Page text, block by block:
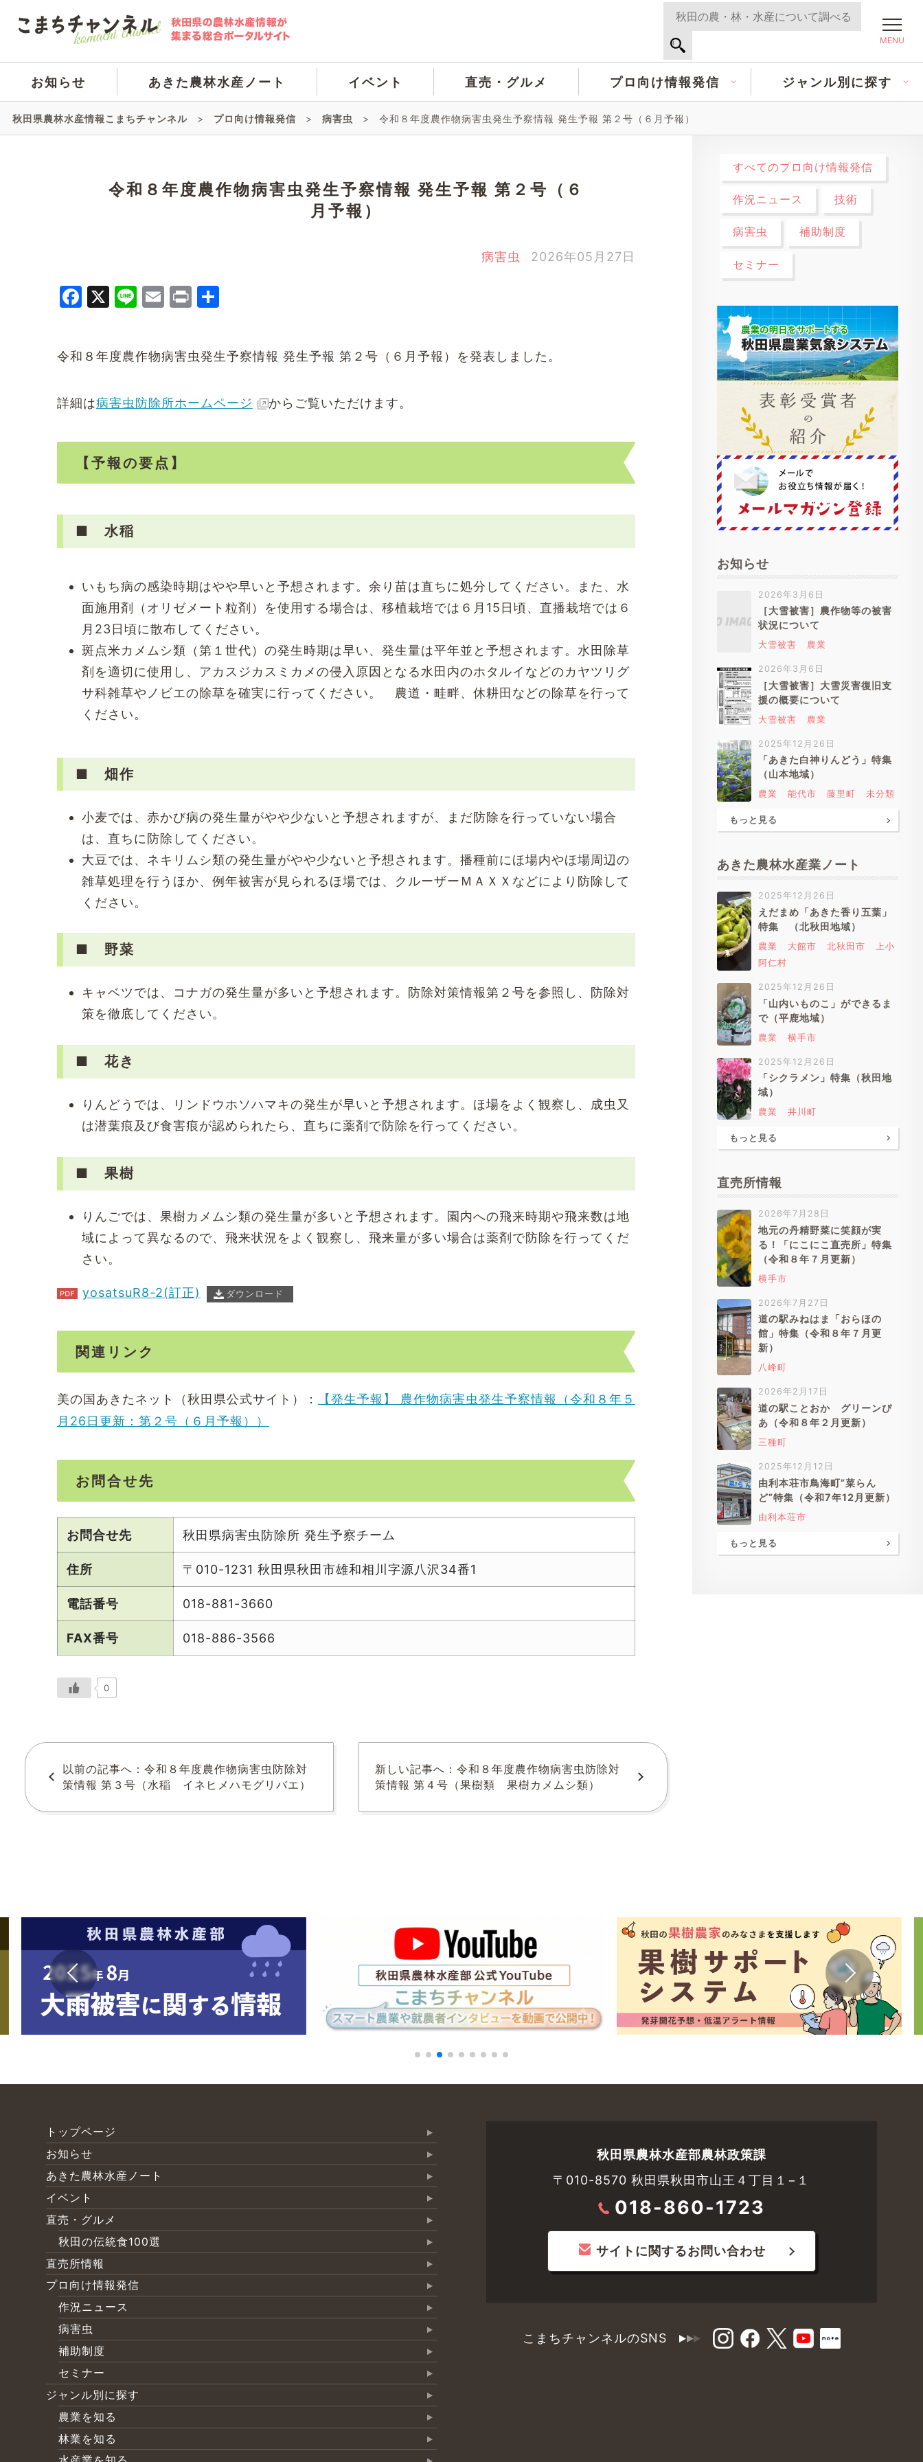
MENU
お知らせ あきた農林水産ノート イベント 直売・グルメ プロ向け情報発信 ジャンル別に探す
秋田県農林水産情報こまちチャンネル > プロ向け情報発信 > 病害虫 > 令和８年度農作物病害虫発生予察情報 発生予報 第２号（６月予報）
令和８年度農作物病害虫発生予察情報 発生予報 第２号（６
月予報）
病害虫 2026年05月27日
Facebook
X LineEmail
Print
共
令和８年度農作物病害虫発生予察情報 発生予報 第２号（６月予報）を発表しました。
詳細は病害虫防除所ホームページ からご覧いただけます。
【予報の要点】
■ 水稲
いもち病の感染時期はやや早いと予想されます。余り苗は直ちに処分してください。また、水
面施用剤（オリゼメート粒剤）を使用する場合は、移植栽培では６月15日頃、直播栽培では６
月23日頃に散布してください。
斑点米カメムシ類（第１世代）の発生時期は早い、発生量は平年並と予想されます。水田除草
剤を適切に使用し、アカスジカスミカメの侵入原因となる水田内のホタルイなどのカヤツリグ
サ科雑草やノビエの除草を確実に行ってください。 農道・畦畔、休耕田などの除草を行って
ください。
■ 畑作
小麦では、赤かび病の発生量がやや少ないと予想されますが、まだ防除を行っていない場合
は、直ちに防除してください。
大豆では、ネキリムシ類の発生量がやや少ないと予想されます。播種前にほ場内やほ場周辺の
雑草処理を行うほか、例年被害が見られるほ場では、クルーザーＭＡＸＸなどにより防除して
ください。
■ 野菜
キャベツでは、コナガの発生量が多いと予想されます。防除対策情報第２号を参照し、防除対
策を徹底してください。
■ 花き
りんどうでは、リンドウホソハマキの発生が早いと予想されます。ほ場をよく観察し、成虫又
は潜葉痕及び食害痕が認められたら、直ちに薬剤で防除を行ってください。
■ 果樹
りんごでは、果樹カメムシ類の発生量が多いと予想されます。園内への飛来時期や飛来数は地
域によって異なるので、飛来状況をよく観察し、飛来量が多い場合は薬剤で防除を行ってくだ
さい。
yosatsuR8-2(訂正) ダウンロード
関連リンク
美の国あきたネット（秋田県公式サイト）：
【発生予報】 農作物病害虫発生予察情報（令和８年５
月26日更新：第２号（６月予報））
お問合せ先
お問合せ先 秋田県病害虫防除所 発生予察チーム
住所 〒010-1231 秋田県秋田市雄和相川字源八沢34番1
電話番号 018-881-3660
FAX番号 018-886-3566
0
以前の記事へ：令和８年度農作物病害虫防除対
策情報 第３号（水稲 イネヒメハモグリバエ）
新しい記事へ：令和８年度農作物病害虫防除対
策情報 第４号（果樹類 果樹カメムシ類）
すべてのプロ向け情報発信
作況ニュース 技術
病害虫 補助制度
セミナー
お知らせ
2026年3月6日
［大雪被害］農作物等の被害
状況について
大雪被害 農業
2026年3月6日
［大雪被害］大雪災害復旧支
援の概要について
大雪被害 農業
2025年12月26日
「あきた白神りんどう」特集
（山本地域）
農業 能代市 藤里町 未分類
もっと見る
あきた農林水産業ノート
2025年12月26日
えだまめ「あきた香り五葉」
特集 （北秋田地域）
農業 大館市 北秋田市
上小
阿仁村
2025年12月26日
「山内いものこ」ができるま
で（平鹿地域）
農業 横手市
2025年12月26日
「シクラメン」特集（秋田地
域）
農業 井川町
もっと見る
直売所情報
2026年7月28日
地元の丹精野菜に笑顔が実
る！「にこにこ直売所」特集
（令和８年７月更新）
横手市
2026年7月27日
道の駅みねはま「おらほの
館」特集（令和８年７月更
新）
八峰町
2026年2月17日
道の駅ことおか グリーンぴ
あ（令和８年２月更新）
三種町
2025年12月12日
由利本荘市鳥海町”菜らん
ど”特集（令和7年12月更新）
由利本荘市
もっと見る
トップページ
お知らせ
あきた農林水産ノート
イベント
直売・グルメ
秋田の伝統食100選
直売所情報
プロ向け情報発信
作況ニュース
病害虫
補助制度
セミナー
ジャンル別に探す
農業を知る
林業を知る
秋田県農林水産部農林政策課
〒010-8570 秋田県秋田市山王４丁目１−１
018-860-1723
サイトに関するお問い合わせ
こまちチャンネルのSNS